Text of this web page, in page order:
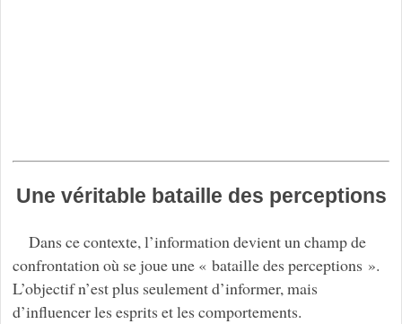
Une véritable bataille des perceptions
Dans ce contexte, l’information devient un champ de
confrontation où se joue une « bataille des perceptions ».
L’objectif n’est plus seulement d’informer, mais
d’influencer les esprits et les comportements.